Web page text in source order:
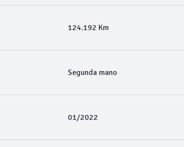
124.192 Km
Segunda mano
01/2022